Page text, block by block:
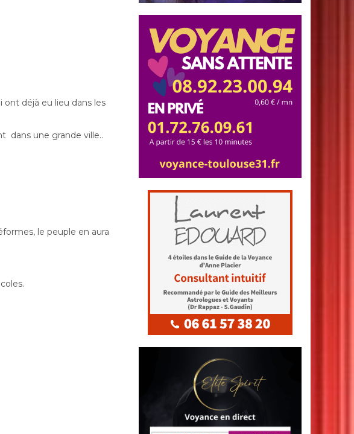
déjà eu lieu dans les
dans une grande ville..
le peuple en aura